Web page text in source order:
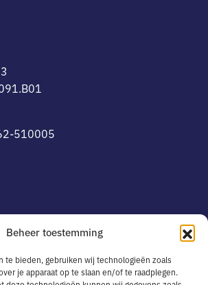
Beheer toestemming
te bieden, gebruiken wij technologieën zoals
je apparaat op te slaan en/of te raadplegen.
510005